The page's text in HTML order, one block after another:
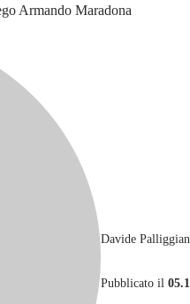
Armando Maradona
Davide
Pubblicato il